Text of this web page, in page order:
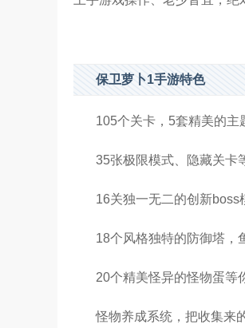
保卫萝卜1手游特色
105个关卡，5套精美的主
35张极限模式、隐藏关卡
16关独一无二的创新
18个风格独特的防御塔
20个精美怪异的怪物蛋等
怪物养成系统，把收集来